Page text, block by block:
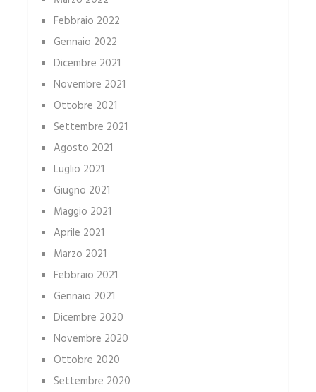
Febbraio 2022
Gennaio 2022
Dicembre 2021
Novembre 2021
Ottobre 2021
Settembre 2021
Agosto 2021
Luglio 2021
Giugno 2021
Maggio 2021
Aprile 2021
Marzo 2021
Febbraio 2021
Gennaio 2021
Dicembre 2020
Novembre 2020
Ottobre 2020
Settembre 2020